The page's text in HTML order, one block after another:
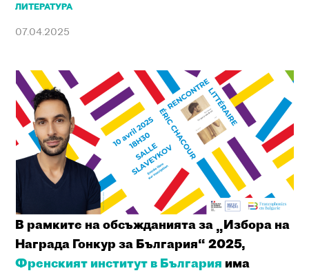
ЛИТЕРАТУРА
07.04.2025
В рамките на обсъжданията за „Избора на
Награда Гонкур за България“ 2025,
Френският институт в България има